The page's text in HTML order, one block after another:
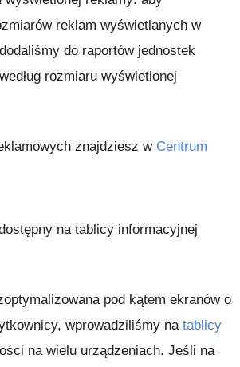
reklam wyświetlanych w
do raportów jednostek
rozmiaru wyświetlonej
znajdziesz w Centrum
na tablicy informacyjnej
pod kątem ekranów o
wprowadziliśmy na tablicy
na wielu urządzeniach. Jeśli na